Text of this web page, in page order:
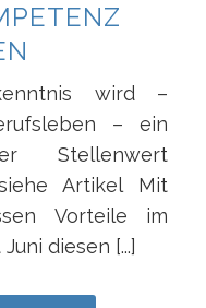
wird –
– ein
Stellenwert
Artikel Mit
Vorteile im
diesen [...]